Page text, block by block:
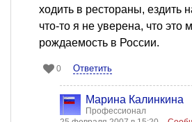
ходить в рестораны, ездить
что-то я не уверена, что это
рождаемость в России.
0 Ответить
Марина Калинкина
Профессионал